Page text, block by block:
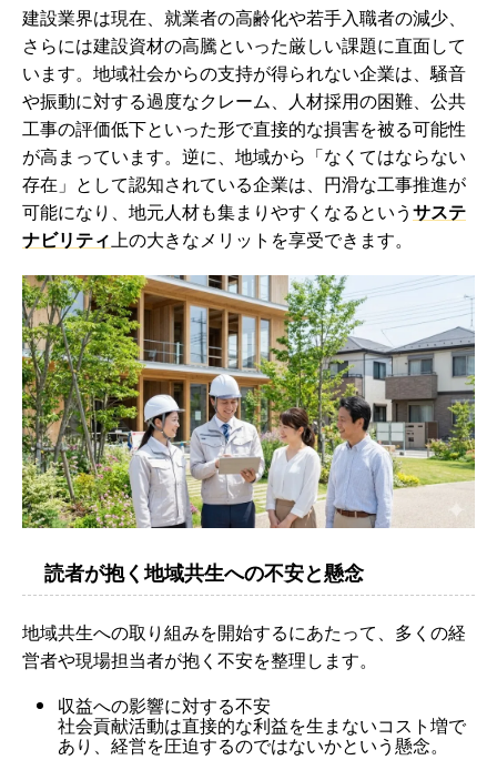
建設業界は現在、就業者の高齢化や若手入職者の減少、
さらには建設資材の高騰といった厳しい課題に直面して
います。地域社会からの支持が得られない企業は、騒音
や振動に対する過度なクレーム、人材採用の困難、公共
工事の評価低下といった形で直接的な損害を被る可能性
が高まっています。逆に、地域から「なくてはならない
存在」として認知されている企業は、円滑な工事推進が
可能になり、地元人材も集まりやすくなるというサステ
ナビリティ上の大きなメリットを享受できます。
読者が抱く地域共生への不安と懸念
地域共生への取り組みを開始するにあたって、多くの経
営者や現場担当者が抱く不安を整理します。
収益への影響に対する不安
社会貢献活動は直接的な利益を生まないコスト増で
あり、経営を圧迫するのではないかという懸念。